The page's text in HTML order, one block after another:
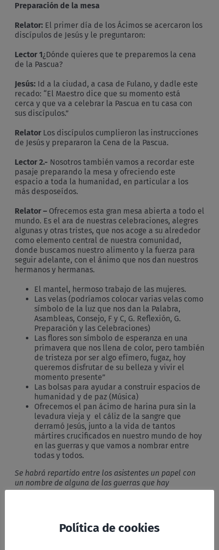
Preparación de la mesa
Relator: El primer día de los Ácimos se acercaron los
discípulos de Jesús y le preguntaron:
Lector 1¿Dónde quieres que te preparemos la cena
de la Pascua?
Jesús: Id a la ciudad, a casa de Fulano, y dadle este
recado: “El Maestro dice que su momento está
cerca y que va a celebrar la Pascua en tu casa con
sus discípulos.”
Relator Los discípulos cumplieron las instrucciones
de Jesús y prepararon la Cena de la Pascua.
Lector 2.- Nosotros también vamos a recordar este
pasaje preparando la mesa y ofreciendo este
espacio a toda la humanidad, en particular a los
más desposeídos.
Relator – Ofrecemos esta gran mesa abierta a todo el
mundo. Es el ara de nuestras celebraciones, alegres
algunas y otras tristes, que nos acoge a su alrededor
como elemento central de nuestra comunidad,
donde buscamos nuestro alimento y la fuerza para
seguir adelante, con el ánimo que nos dan nuestros
hermanos y hermanas.
El mantel, hermoso trabajo de las mujeres.
Las velas (podríamos colocar varias velas como
símbolo de la luz que nos dan la Palabra,
Asambleas, Consejo, F y C, G. Reflexión, G.
Preparación y las Celebraciones)
Las flores son símbolo de esperanza en una
primavera que nos llena de color, pero también
de tristeza por ser algo efímero, fugaz, hoy
queremos disfrutar de su belleza y vivir el
momento presente”
Las bolsas para ayudar a construir espacios de
humanidad y de paz (Música)
Ofrecemos el pan ácimo de harina pura sin la
levadura vieja y el cáliz de la sangre que
derramó Jesús, junto a la vida de tantos
mártires crucificados en nuestro mundo de hoy
en las guerras y que vamos a nombrar entre
todas y todos.
Se habrá repartido entre los asistentes un papel con
un nombre de alguna de las guerras que hay
Caída la tarde, se puso a la mesa con los
Doce. Mientras comían, dijo:
Política de cookies